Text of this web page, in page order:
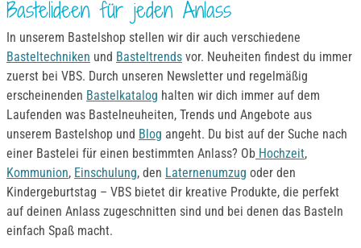
Bastelideen für jeden Anlass
In unserem Bastelshop stellen wir dir auch verschiedene
Basteltechniken und Basteltrends vor. Neuheiten findest du immer
zuerst bei VBS. Durch unseren Newsletter und regelmäßig
erscheinenden Bastelkatalog halten wir dich immer auf dem
Laufenden was Bastelneuheiten, Trends und Angebote aus
unserem Bastelshop und Blog angeht. Du bist auf der Suche nach
einer Bastelei für einen bestimmten Anlass? Ob Hochzeit,
Kommunion, Einschulung, den Laternenumzug oder den
Kindergeburtstag – VBS bietet dir kreative Produkte, die perfekt
auf deinen Anlass zugeschnitten sind und bei denen das Basteln
einfach Spaß macht.